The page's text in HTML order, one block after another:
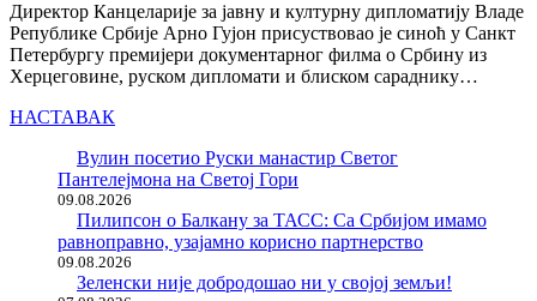
Директор Канцеларије за јавну и културну дипломатију Владе
Републике Србије Арно Гујон присуствовао је синоћ у Санкт
Петербургу премијери документарног филма о Србину из
Херцеговине, руском дипломати и блиском сараднику…
НАСТАВАК
Вулин посетио Руски манастир Светог
Пантелејмона на Светој Гори
09.08.2026
Пилипсон о Балкану за ТАСС: Са Србијом имамо
равноправно, узајамно корисно партнерство
09.08.2026
Зеленски није добродошао ни у својој земљи!